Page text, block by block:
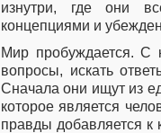
изнутри, где они
концепциями и
Мир пробуждается. С
вопросы, искать
Сначала они ищут из
которое является
правды добавляется к